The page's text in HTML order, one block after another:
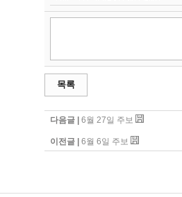
목록
다음글 | 6월 27일 주보
이전글 | 6월 6일 주보